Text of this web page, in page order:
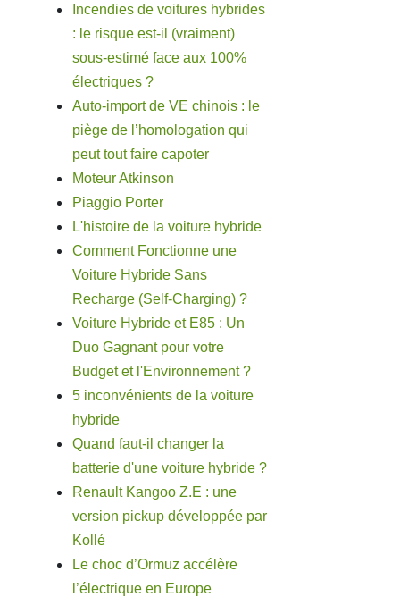
Incendies de voitures hybrides
: le risque est-il (vraiment)
sous-estimé face aux 100%
électriques ?
Auto-import de VE chinois : le
piège de l’homologation qui
peut tout faire capoter
Moteur Atkinson
Piaggio Porter
L'histoire de la voiture hybride
Comment Fonctionne une
Voiture Hybride Sans
Recharge (Self-Charging) ?
Voiture Hybride et E85 : Un
Duo Gagnant pour votre
Budget et l'Environnement ?
5 inconvénients de la voiture
hybride
Quand faut-il changer la
batterie d'une voiture hybride ?
Renault Kangoo Z.E : une
version pickup développée par
Kollé
Le choc d’Ormuz accélère
l’électrique en Europe